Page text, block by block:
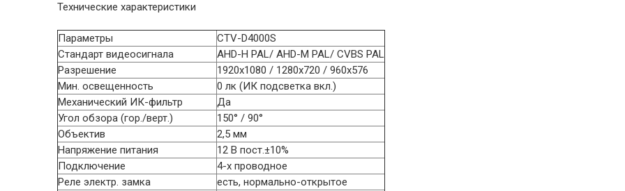
Технические характеристики
Параметры
CTV-D4000S
Стандарт видеосигнала
AHD-H PAL/ AHD-M PAL/ CVBS PAL
Разрешение
1920x1080 / 1280x720 / 960x576
Мин. освещенность
0 лк (ИК подсветка вкл.)
Механический ИК-фильтр
Да
Угол обзора (гор./верт.)
150° / 90°
Объектив
2,5 мм
Напряжение питания
12 В пост.±10%
Подключение
4-х проводное
Реле электр. замка
есть, нормально-открытое